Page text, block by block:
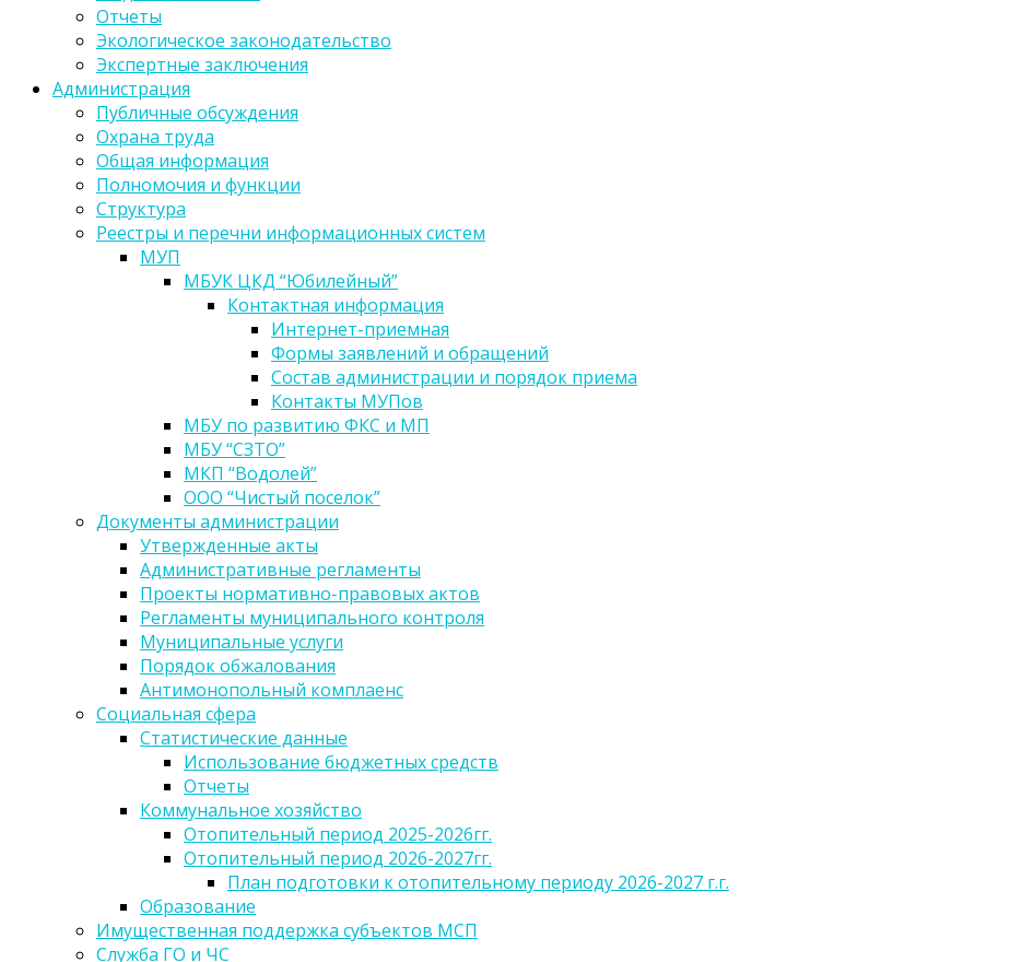
Отчеты
Экологическое законодательство
Экспертные заключения
Администрация
Публичные обсуждения
Охрана труда
Общая информация
Полномочия и функции
Структура
Реестры и перечни информационных систем
МУП
МБУК ЦКД “Юбилейный”
Контактная информация
Интернет-приемная
Формы заявлений и обращений
Состав администрации и порядок приема
Контакты МУПов
МБУ по развитию ФКС и МП
МБУ “СЗТО”
МКП “Водолей”
ООО “Чистый поселок”
Документы администрации
Утвержденные акты
Административные регламенты
Проекты нормативно-правовых актов
Регламенты муниципального контроля
Муниципальные услуги
Порядок обжалования
Антимонопольный комплаенс
Социальная сфера
Статистические данные
Использование бюджетных средств
Отчеты
Коммунальное хозяйство
Отопительный период 2025-2026гг.
Отопительный период 2026-2027гг.
План подготовки к отопительному периоду 2026-2027 г.г.
Образование
Имущественная поддержка субъектов МСП
Служба ГО и ЧС